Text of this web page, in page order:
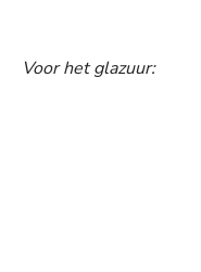
Voor het glazuur: